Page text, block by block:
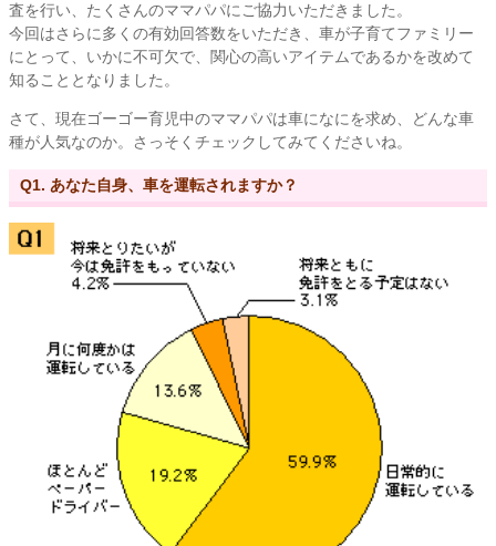
査を行い、たくさんのママパパにご協力いただきました。
今回はさらに多くの有効回答数をいただき、車が子育てファミリー
にとって、いかに不可欠で、関心の高いアイテムであるかを改めて
知ることとなりました。
さて、現在ゴーゴー育児中のママパパは車になにを求め、どんな車
種が人気なのか。さっそくチェックしてみてくださいね。
Q1. あなた自身、車を運転されますか？